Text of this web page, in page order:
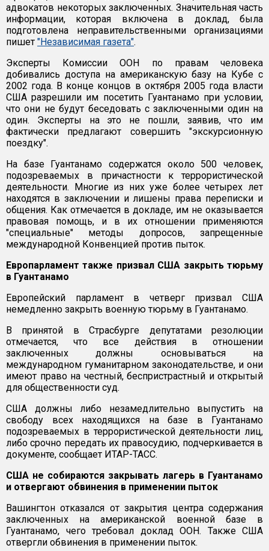
адвокатов некоторых заключенных. Значительная часть
информации, которая включена в доклад, была
подготовлена неправительственными организациями
пишет "Независимая газета".
Эксперты Комиссии ООН по правам человека
добивались доступа на американскую базу на Кубе с
2002 года. В конце концов в октября 2005 года власти
США разрешили им посетить Гуантанамо при условии,
что они не будут беседовать с заключенными один на
один. Эксперты на это не пошли, заявив, что им
фактически предлагают совершить "экскурсионную
поездку".
На базе Гуантанамо содержатся около 500 человек,
подозреваемых в причастности к террористической
деятельности. Многие из них уже более четырех лет
находятся в заключении и лишены права переписки и
общения. Как отмечается в докладе, им не оказывается
правовая помощь, и в их отношении применяются
"специальные" методы допросов, запрещенные
международной Конвенцией против пыток.
Европарламент также призвал США закрыть тюрьму
в Гуантанамо
Европейский парламент в четверг призвал США
немедленно закрыть военную тюрьму в Гуантанамо.
В принятой в Страсбурге депутатами резолюции
отмечается, что все действия в отношении
заключенных должны основываться на
международном гуманитарном законодательстве, и они
имеют право на честный, беспристрастный и открытый
для общественности суд.
США должны либо незамедлительно выпустить на
свободу всех находящихся на базе в Гуантанамо
подозреваемых в террористической деятельности лиц,
либо срочно передать их правосудию, подчеркивается в
документе, сообщает ИТАР-ТАСС.
США не собираются закрывать лагерь в Гуантанамо
и отвергают обвинения в применении пыток
Вашингтон отказался от закрытия центра содержания
заключенных на американской военной базе в
Гуантанамо, чего требовал доклад ООН. Также США
отвергли обвинения в применении пыток.